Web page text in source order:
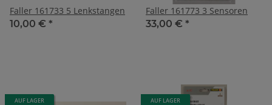
Faller 161733 5 Lenkstangen
10,00 € *
Faller 161773 3 Sensoren
33,00 € *
AUF LAGER AUF LAGER